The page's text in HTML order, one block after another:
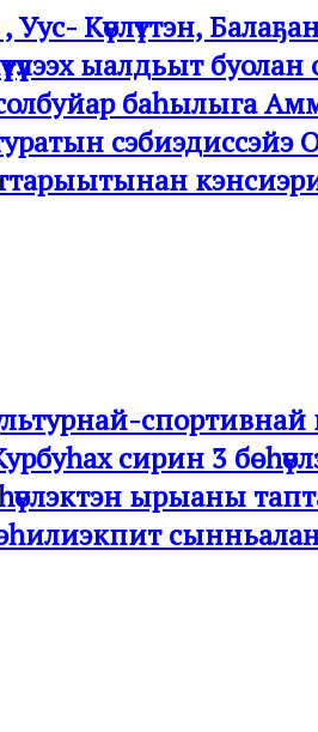
Күөлүттэн,
ыалдьыт буолан
баһылыга
сирин 3
ырыаны
нэһилиэкпит